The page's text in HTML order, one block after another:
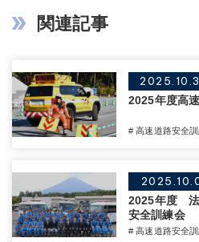
関連記事
2025年度高
# 高速道路安全
2025年度 法
安全訓練会
# 高速道路安全